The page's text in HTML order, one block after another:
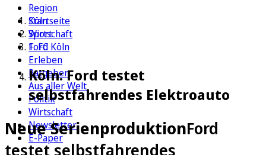
Region
Köln
Sport
1. FC Köln
Erleben
Ratgeber
Aus aller Welt
Politik
Wirtschaft
Newsletter
E-Paper
Startseite
Wirtschaft
Ford
Köln: Ford testet
selbstfahrendes Elektroauto
Neue SerienproduktionFord
testet selbstfahrendes